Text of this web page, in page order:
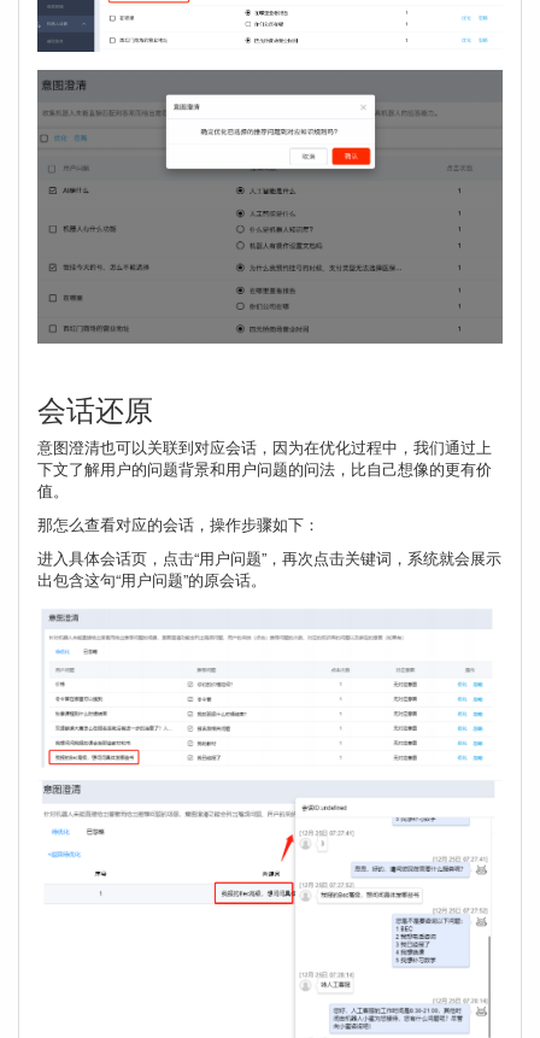
会话还原
意图澄清也可以关联到对应会话，因为在优化过程中，我们通过上
下文了解用户的问题背景和用户问题的问法，比自己想像的更有价
值。
那怎么查看对应的会话，操作步骤如下：
进入具体会话页，点击“用户问题”，再次点击关键词，系统就会展示
出包含这句“用户问题”的原会话。